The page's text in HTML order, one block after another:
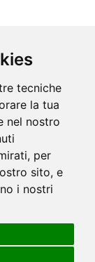
tecniche
la tua
nel nostro
per
sito, e
i nostri